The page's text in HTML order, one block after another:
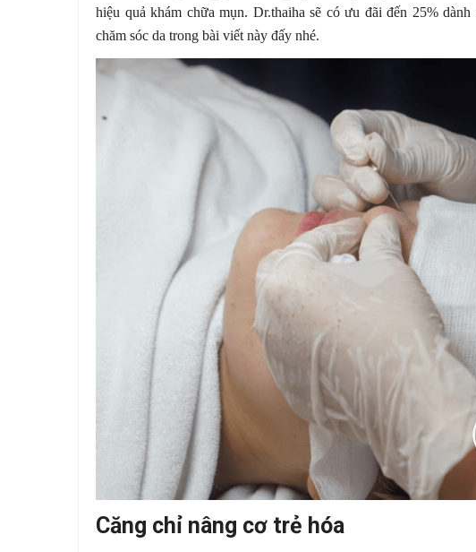
hiệu quả khám chữa mụn. Dr.thaiha sẽ có ưu đãi đến 25%
chăm sóc da trong bài viết này đấy nhé.
Căng chỉ nâng cơ trẻ hóa